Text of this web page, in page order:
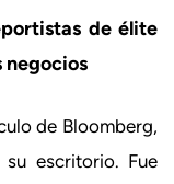
de élite
negocios
de Bloomberg,
escritorio. Fue